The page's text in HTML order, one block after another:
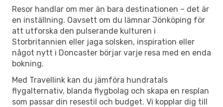
Resor handlar om mer än bara destinationen – det är
en inställning. Oavsett om du lämnar Jönköping för
att utforska den pulserande kulturen i
Storbritannien eller jaga solsken, inspiration eller
något nytt i Doncaster börjar varje resa med en enda
bokning.
Med Travellink kan du jämföra hundratals
flygalternativ, blanda flygbolag och skapa en resplan
som passar din resestil och budget. Vi kopplar dig till